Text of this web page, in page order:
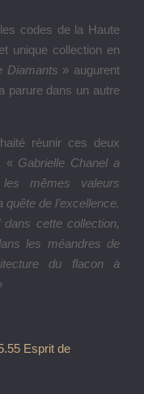
codes de la Haute
unique collection en
Diamants » augurent
parure dans un autre
réunir ces deux
« Gabrielle Chanel a
mêmes valeurs
quête de l’excellence.
cette collection,
les méandres de
du flacon à